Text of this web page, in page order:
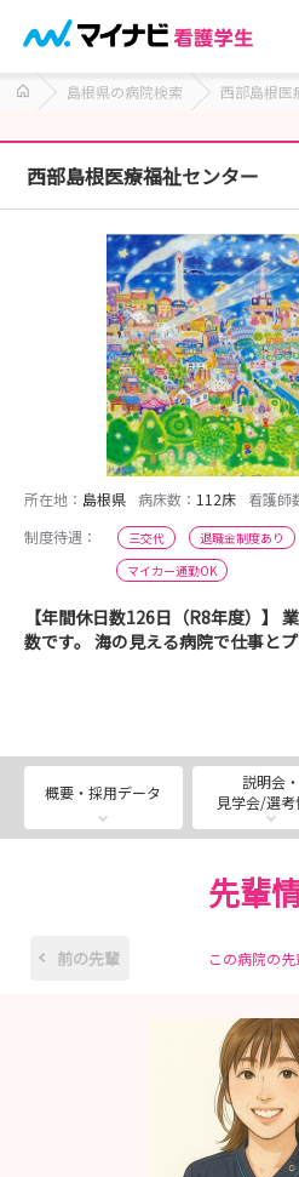
島根県の病院検索 西部島根医
西部島根医療福祉センター
所在地： 島根県 病床数： 112床 看護師
制度待遇：
三交代 退職金制度あり
マイカー通勤OK
【年間休日数126日（R8年度）】
数です。 海の見える病院で仕事と
概要・採用データ
説明会・
見学会/選
先輩
前の先輩 この病院の